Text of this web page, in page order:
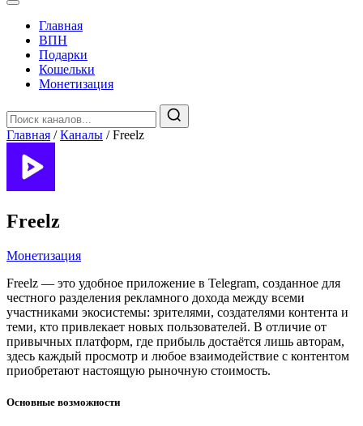
Главная
️ВПН
Подарки
Кошельки
Монетизация
Главная / Каналы / Freelz
Freelz
Монетизация
Freelz — это удобное приложение в Telegram, созданное для
честного разделения рекламного дохода между всеми
участниками экосистемы: зрителями, создателями контента и
теми, кто привлекает новых пользователей. В отличие от
привычных платформ, где прибыль достаётся лишь авторам,
здесь каждый просмотр и любое взаимодействие с контентом
приобретают настоящую рыночную стоимость.
Основные возможности